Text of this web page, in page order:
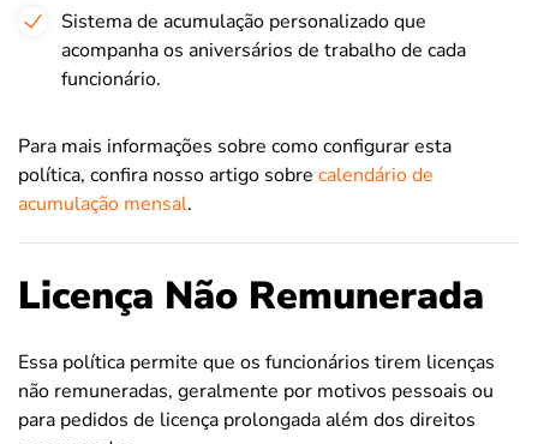
Sistema de acumulação personalizado que
acompanha os aniversários de trabalho de cada
funcionário.
Para mais informações sobre como configurar esta
política, confira nosso artigo sobre calendário de
acumulação mensal.
Licença Não Remunerada
Essa política permite que os funcionários tirem licenças
não remuneradas, geralmente por motivos pessoais ou
para pedidos de licença prolongada além dos direitos